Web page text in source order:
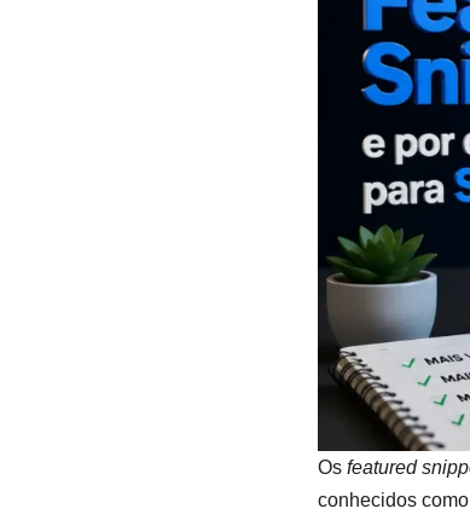
Os featured
conhecidos como